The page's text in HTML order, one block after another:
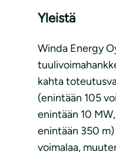
Yleistä
Winda Energy
kahta
(enintään 105
enintään 10
enintään 350
voimalaa,